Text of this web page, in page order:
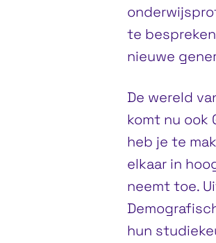
te
nieuwe
De wereld
komt nu ook
heb je te
elkaar in
neemt toe.
hun